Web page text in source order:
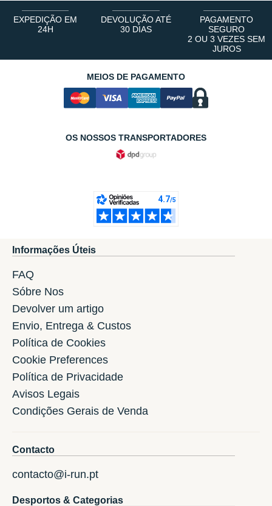
EXPEDIÇÃO EM
24H
DEVOLUÇÃO ATÉ
30 DIAS
PAGAMENTO
SEGURO
2 OU 3 VEZES SEM
JUROS
MEIOS DE PAGAMENTO
OS NOSSOS TRANSPORTADORES
Informações Úteis
FAQ
Sóbre Nos
Devolver um artigo
Envio, Entrega & Custos
Política de Cookies
Cookie Preferences
Política de Privacidade
Avisos Legais
Condições Gerais de Venda
Contacto
contacto@i-run.pt
Desportos & Categorias